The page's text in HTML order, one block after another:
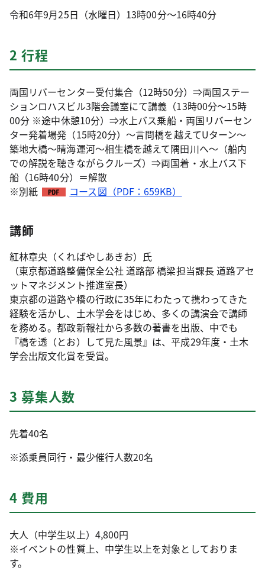
令和6年9月25日（水曜日）13時00分～16時40分
2 行程
両国リバーセンター受付集合（12時50分）⇒両国ステー
ションロハスビル3階会議室にて講義（13時00分～15時
00分 ※途中休憩10分）⇒水上バス乗船・両国リバーセン
ター発着場発（15時20分）～言問橋を越えてUターン～
築地大橋～晴海運河～相生橋を越えて隅田川へ～（船内
での解説を聴きながらクルーズ）⇒両国着・水上バス下
船（16時40分）＝解散
※別紙
コース図（PDF：659KB）
講師
紅林章央（くればやしあきお）氏
（東京都道路整備保全公社 道路部 橋梁担当課長 道路アセ
ットマネジメント推進室長）
東京都の道路や橋の行政に35年にわたって携わってきた
経験を活かし、土木学会をはじめ、多くの講演会で講師
を務める。都政新報社から多数の著書を出版、中でも
『橋を透（とお）して見た風景』は、平成29年度・土木
学会出版文化賞を受賞。
3 募集人数
先着40名
※添乗員同行・最少催行人数20名
4 費用
大人（中学生以上）4,800円
※イベントの性質上、中学生以上を対象としておりま
す。